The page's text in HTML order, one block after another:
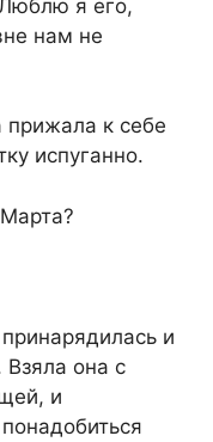
я его,
нам не
прижала к себе
испуганно.
и
Взяла она с
и